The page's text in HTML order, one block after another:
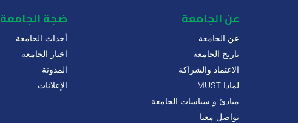
عن الجامعة
عن الجامعة
تاريخ الجامعة
الاعتماد والشراكة
لماذا MUST
مبادئ و سياسات الجامعة
تواصل معنا
ضجة الجامعة
أحداث الجامعة
اخبار الجامعة
المدونة
الإعلانات